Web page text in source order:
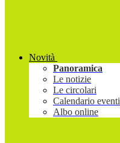
Novità
Panoramica
Le notizie
Le circolari
Calendario eventi
Albo online